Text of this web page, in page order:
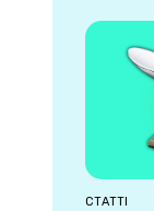
СТАТТІ